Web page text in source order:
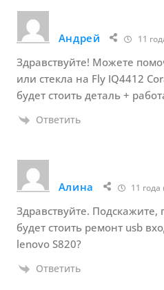
Андрей 11
Здравствуйте! Можете
или стекла на Fly IQ4412
будет стоить деталь +
Ответить
Алина 11 года
Здравствуйте. Подскажите,
будет стоить ремонт usb
lenovo S820?
Ответить